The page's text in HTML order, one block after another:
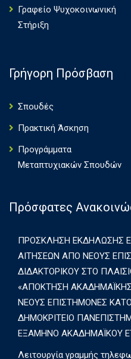
Γραφείο Ψυχοκοινωνική
Στήριξη
Γρήγορη Πρόσβαση
Σπουδές
Πρακτική Άσκηση
Πρoγράμματα
Μεταπτυχιακών Σπουδών
Πρόσφατες
ΠΡΟΣΚΛΗΣΗ ΕΚΔΗΛΩΣΗΣ
ΑΙΤΗΣΕΩΝ ΑΠΟ ΝΕΟΥΣ
ΔΙΔΑΚΤΟΡΙΚΟΥ ΣΤΟ
«ΑΠΟΚΤΗΣΗ ΑΚΑΔΗΜΑΪΚΗΣ
ΝΕΟΥΣ ΕΠΙΣΤΗΜΟΝΕΣ
ΔΗΜΟΚΡΙΤΕΙΟ
ΕΞΑΜΗΝΟ ΑΚΑΔΗΜΑΪΚΟΥ
Λειτουργία γραμμής